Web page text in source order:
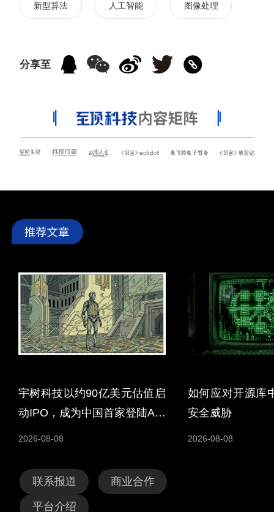
新型算法 人工智能 图像处理
分享至
宇树科技以约90亿美元估值启
动IPO，成为中国首家登陆A股
2026-08-08
如何应对开源库
安全威胁
2026-08-08
联系报道 商业合作
平台介绍